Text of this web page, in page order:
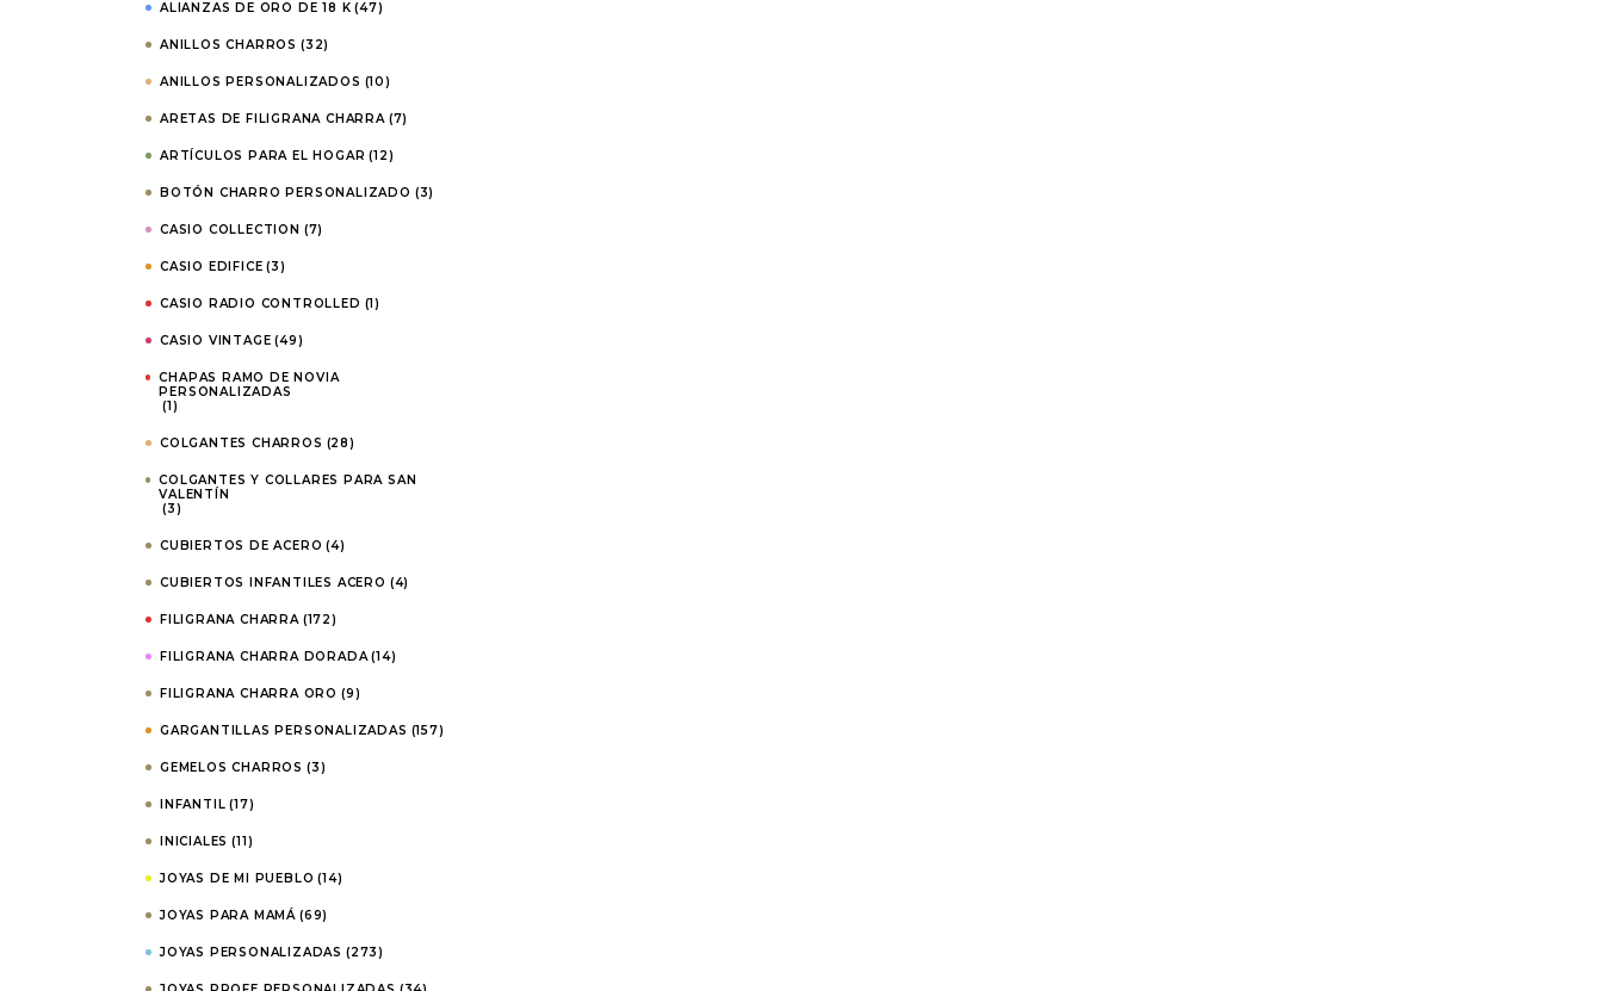
ALIANZAS DE ORO DE 18 K (47)
ANILLOS CHARROS (32)
ANILLOS PERSONALIZADOS (10)
ARETAS DE FILIGRANA CHARRA (7)
ARTÍCULOS PARA EL HOGAR (12)
BOTÓN CHARRO PERSONALIZADO (3)
CASIO COLLECTION (7)
CASIO EDIFICE (3)
CASIO RADIO CONTROLLED (1)
CASIO VINTAGE (49)
CHAPAS RAMO DE NOVIA
PERSONALIZADAS
(1)
COLGANTES CHARROS (28)
COLGANTES Y COLLARES PARA SAN
VALENTÍN
(3)
CUBIERTOS DE ACERO (4)
CUBIERTOS INFANTILES ACERO (4)
FILIGRANA CHARRA (172)
FILIGRANA CHARRA DORADA (14)
FILIGRANA CHARRA ORO (9)
GARGANTILLAS PERSONALIZADAS (157)
GEMELOS CHARROS (3)
INFANTIL (17)
INICIALES (11)
JOYAS DE MI PUEBLO (14)
JOYAS PARA MAMÁ (69)
JOYAS PERSONALIZADAS (273)